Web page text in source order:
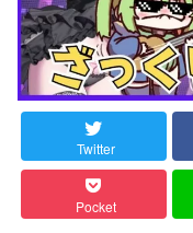
Twitter
Pocket